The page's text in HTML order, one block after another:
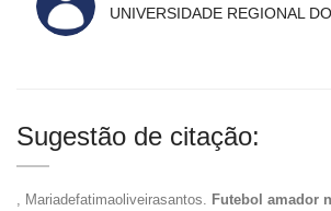
UNIVERSIDADE REGIONAL
Sugestão de citação:
, Mariadefatimaoliveirasantos.
Futebol amador